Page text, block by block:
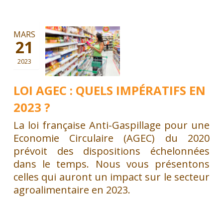
LOI AGEC : QUELS IMPÉRATIFS EN
2023 ?
MARS
21
2023
La loi française Anti-Gaspillage pour une
Economie Circulaire (AGEC) du 2020
prévoit des dispositions échelonnées
dans le temps. Nous vous présentons
celles qui auront un impact sur le secteur
agroalimentaire en 2023.